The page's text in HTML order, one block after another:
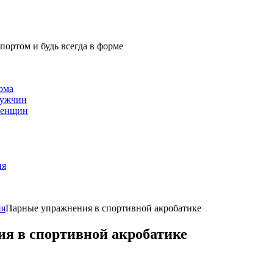
и будь всегда в форме
Парные упражнения в спортивной акробатике
в спортивной акробатике